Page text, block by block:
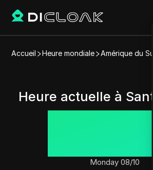
Accueil Heure mondiale Amérique du
Heure actuelle à
Monday 08/10